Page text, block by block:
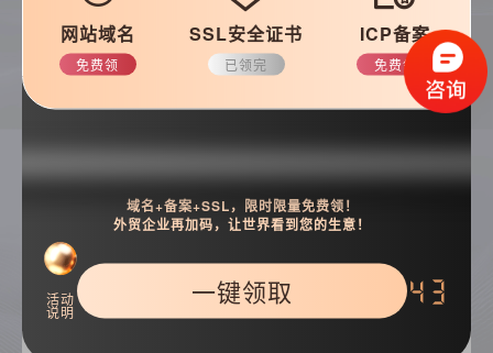
搜索
热门推荐
网站域名
免费领
SSL安全证书
已领完
ICP备案
免费领
活动
说明
域名+备案+SSL，限时限量免费领！
外贸企业再加码，让世界看到您的生意！
一键领取 42